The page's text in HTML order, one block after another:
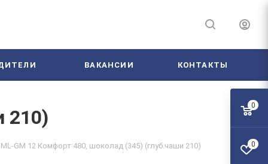
ВАКАНСИИ КОНТАКТЫ
210)
GM 12 Комфорт 480, шоколад (345) (глуб.чаши 210)
0
0